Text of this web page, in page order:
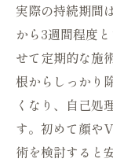
実際の持続期間
から3週間程度
せて定期的な施
根からしっかり
くなり、自己処
す。初めて顔や
術を検討すると